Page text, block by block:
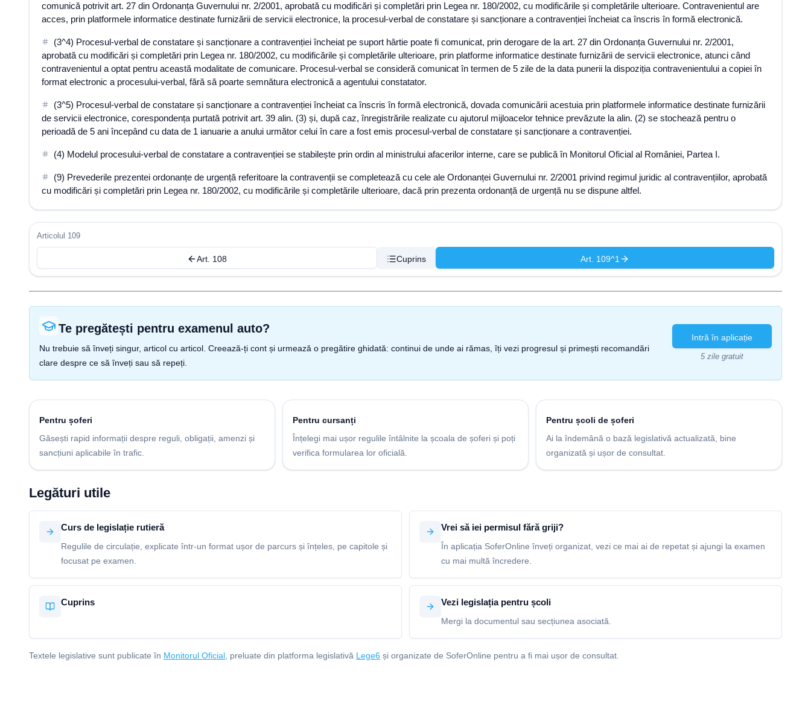
comunică potrivit art. 27 din Ordonanța Guvernului nr. 2/2001, aprobată cu modificări și completări prin Legea nr. 180/2002, cu modificările și completările ulterioare. Contravenientul are
acces, prin platformele informatice destinate furnizării de servicii electronice, la procesul-verbal de constatare și sancționare a contravenției încheiat ca înscris în formă electronică.
(3^4) Procesul-verbal de constatare și sancționare a contravenției încheiat pe suport hârtie poate fi comunicat, prin derogare de la art. 27 din Ordonanța Guvernului nr. 2/2001,
aprobată cu modificări și completări prin Legea nr. 180/2002, cu modificările și completările ulterioare, prin platforme informatice destinate furnizării de servicii electronice, atunci când
contravenientul a optat pentru această modalitate de comunicare. Procesul-verbal se consideră comunicat în termen de 5 zile de la data punerii la dispoziția contravenientului a copiei în
format electronic a procesului-verbal, fără să poarte semnătura electronică a agentului constatator.
(3^5) Procesul-verbal de constatare și sancționare a contravenției încheiat ca înscris în formă electronică, dovada comunicării acestuia prin platformele informatice destinate furnizării
de servicii electronice, corespondența purtată potrivit art. 39 alin. (3) și, după caz, înregistrările realizate cu ajutorul mijloacelor tehnice prevăzute la alin. (2) se stochează pentru o
perioadă de 5 ani începând cu data de 1 ianuarie a anului următor celui în care a fost emis procesul-verbal de constatare și sancționare a contravenției.
(4) Modelul procesului-verbal de constatare a contravenției se stabilește prin ordin al ministrului afacerilor interne, care se publică în Monitorul Oficial al României, Partea I.
(9) Prevederile prezentei ordonanțe de urgență referitoare la contravenții se completează cu cele ale Ordonanței Guvernului nr. 2/2001 privind regimul juridic al contravențiilor, aprobată
cu modificări și completări prin Legea nr. 180/2002, cu modificările și completările ulterioare, dacă prin prezenta ordonanță de urgență nu se dispune altfel.
Articolul 109
Art. 108 Cuprins Art. 109^1
Te pregătești pentru examenul auto?
Nu trebuie să înveți singur, articol cu articol. Creează-ți cont și urmează o pregătire ghidată: continui de unde ai rămas, îți vezi progresul și primești recomandări
clare despre ce să înveți sau să repeți.
Intră în aplicație
5 zile gratuit
Pentru șoferi
Găsești rapid informații despre reguli, obligații, amenzi și
sancțiuni aplicabile în trafic.
Pentru cursanți
Înțelegi mai ușor regulile întâlnite la școala de șoferi și poți
verifica formularea lor oficială.
Pentru școli de șoferi
Ai la îndemână o bază legislativă actualizată, bine
organizată și ușor de consultat.
Legături utile
Curs de legislație rutieră
Regulile de circulație, explicate într-un format ușor de parcurs și înțeles, pe capitole și
focusat pe examen.
Vrei să iei permisul fără griji?
În aplicația SoferOnline înveți organizat, vezi ce mai ai de repetat și ajungi la examen
cu mai multă încredere.
Cuprins Vezi legislația pentru școli
Mergi la documentul sau secțiunea asociată.
Textele legislative sunt publicate în Monitorul Oficial , preluate din platforma legislativă Lege6 și organizate de SoferOnline pentru a fi mai ușor de consultat.